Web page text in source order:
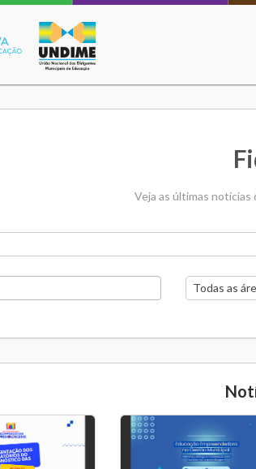
Veja as últimas notícias
Todas as